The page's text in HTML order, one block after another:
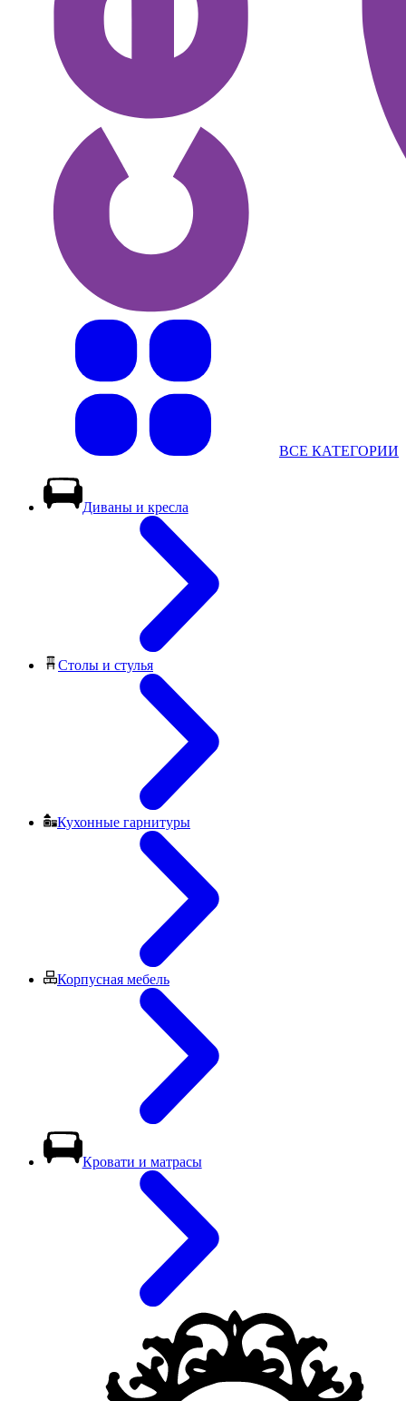
ВСЕ КАТЕГОРИИ
Диваны и кресла
Столы и стулья
Кухонные гарнитуры
Корпусная мебель
Кровати и матрасы